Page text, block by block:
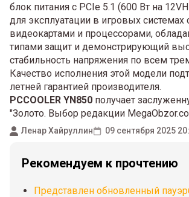
блок питания с PCIe 5.1 (600 Вт на
для эксплуатации в игровых
видеокартами и процессорами,
типами защит и демонстрирующий
стабильность напряжения по всем
Качество исполнения этой модели
летней гарантией производителя.
PCCOOLER YN850 получает
"Золото. Выбор редакции
Ленар Хайруллин 09 сентября 2025
Рекомендуем к прочтению
Представлен обновленный